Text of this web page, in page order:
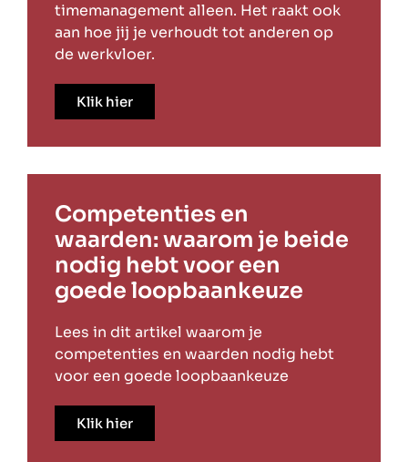
timemanagement alleen. Het raakt ook
aan hoe jij je verhoudt tot anderen op
de werkvloer.
Klik hier
Competenties en
waarden: waarom je beide
nodig hebt voor een
goede loopbaankeuze
Lees in dit artikel waarom je
competenties en waarden nodig hebt
voor een goede loopbaankeuze
Klik hier